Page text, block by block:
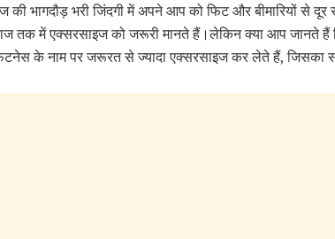
की भागदौड़ भरी जिंदगी में अपने आप को फिट और बीमारियों
तक में एक्सरसाइज को जरूरी मानते हैं।लेकिन क्या आप
के नाम पर जरूरत से ज्यादा एक्सरसाइज कर लेते हैं, जिसका